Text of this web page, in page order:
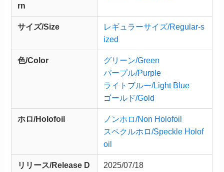
rn
サイズ/Size
レギュラーサイズ/Regular-s
ized
色/Color
グリーン/Green
パープル/Purple
ライトブルー/Light Blue
ゴールド/Gold
ホロ/Holofoil
ノンホロ/Non Holofoil
スペクルホロ/Speckle Holof
oil
リリース/Release D
2025/07/18